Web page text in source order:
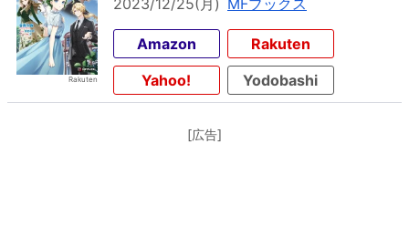
2023/12/25(月) MFブックス
Amazon
Rakuten
Yahoo!
Yodobashi
[広告]